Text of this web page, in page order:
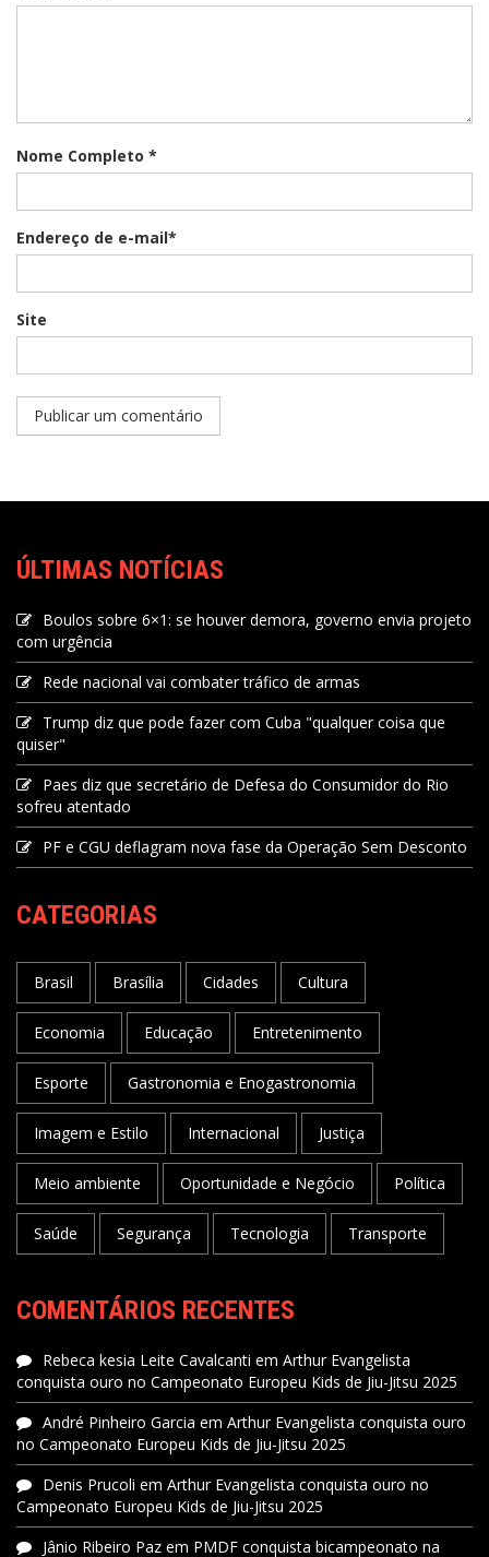
Nome Completo *
Endereço de e-mail*
Site
ÚLTIMAS NOTÍCIAS
Boulos sobre 6×1: se houver demora, governo envia projeto
com urgência
Rede nacional vai combater tráfico de armas
Trump diz que pode fazer com Cuba "qualquer coisa que
quiser"
Paes diz que secretário de Defesa do Consumidor do Rio
sofreu atentado
PF e CGU deflagram nova fase da Operação Sem Desconto
CATEGORIAS
Brasil Brasília Cidades Cultura
Economia Educação Entretenimento
Esporte Gastronomia e Enogastronomia
Imagem e Estilo Internacional Justiça
Meio ambiente Oportunidade e Negócio Política
Saúde Segurança Tecnologia Transporte
COMENTÁRIOS RECENTES
Rebeca kesia Leite Cavalcanti em Arthur Evangelista
conquista ouro no Campeonato Europeu Kids de Jiu-Jitsu 2025
André Pinheiro Garcia em Arthur Evangelista conquista ouro
no Campeonato Europeu Kids de Jiu-Jitsu 2025
Denis Prucoli em Arthur Evangelista conquista ouro no
Campeonato Europeu Kids de Jiu-Jitsu 2025
Jânio Ribeiro Paz em PMDF conquista bicampeonato na